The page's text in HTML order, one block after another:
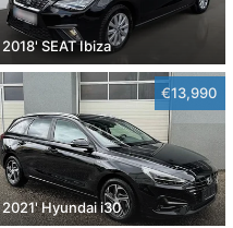
2018' SEAT Ibiza
€13,990
2021' Hyundai i30